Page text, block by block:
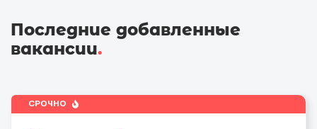
Последние добавленные
вакансии.
СРОЧНО